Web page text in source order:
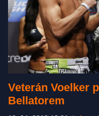
Veterán Voelker
Bellatorem